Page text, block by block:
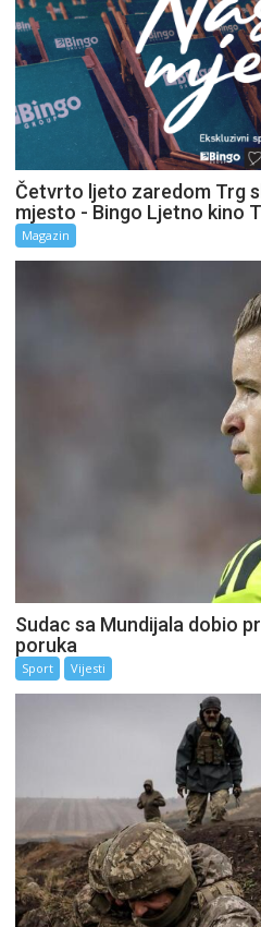
Četvrto ljeto zaredom Trg
mjesto - Bingo Ljetno kino
Magazin
Sudac sa Mundijala dobio
poruka
Sport Vijesti